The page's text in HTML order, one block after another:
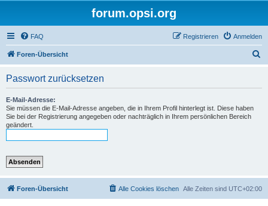
forum.opsi.org
FAQ Anmelden
Registrieren
Foren-Übersicht
Passwort zurücksetzen
E-Mail-Adresse:
Sie müssen die E-Mail-Adresse angeben, die in Ihrem Profil hinterlegt ist. Diese haben
Sie bei der Registrierung angegeben oder nachträglich in Ihrem persönlichen Bereich
geändert.
Foren-Übersicht Alle Zeiten sind UTC+02:00
Alle Cookies löschen